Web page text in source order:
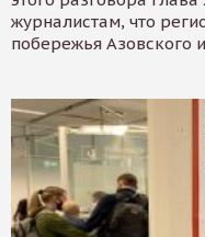
журналистам, что
побережья Азовского